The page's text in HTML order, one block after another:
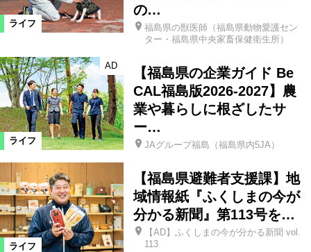
ライフ
の…
福島県の獣医師（福島県動物愛護セン
ター・福島県中央家畜保健衛生所）
ライフ
AD
【福島県の企業ガイド Be
CAL福島版2026-2027】農
業や暮らしに根ざしたサ
ー…
JAグループ福島（福島県内5JA）
ライフ
【福島県避難者支援課】地
域情報紙『ふくしまの今が
分かる新聞』第113号を…
【AD】ふくしまの今が分かる新聞 vol.
113